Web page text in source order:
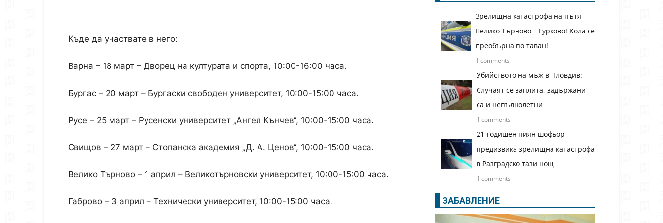
Къде да участвате в него:
Варна – 18 март – Дворец на културата и спорта, 10:00-16:00 часа.
Бургас – 20 март – Бургаски свободен университет, 10:00-15:00 часа.
Русе – 25 март – Русенски университет „Ангел Кънчев“, 10:00-15:00 часа.
Свищов – 27 март – Стопанска академия „Д. А. Ценов“, 10:00-15:00 часа.
Велико Търново – 1 април – Великотърновски университет, 10:00-15:00 часа.
Габрово – 3 април – Технически университет, 10:00-15:00 часа.
Зрелищна катастрофа на пътя
Велико Търново – Гурково! Кола се
преобърна по таван!
1 comments
Убийството на мъж в Пловдив:
Случаят се заплита, задържани
са и непълнолетни
1 comments
21-годишен пиян шофьор
предизвика зрелищна катастрофа
в Разградско тази нощ
1 comments
ЗАБАВЛЕНИЕ